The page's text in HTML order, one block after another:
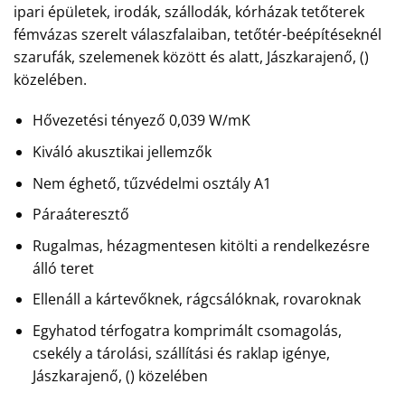
ipari épületek, irodák, szállodák, kórházak tetőterek
fémvázas szerelt válaszfalaiban, tetőtér-beépítéseknél
szarufák, szelemenek között és alatt, Jászkarajenő, ()
közelében.
Hővezetési tényező 0,039 W/mK
Kiváló akusztikai jellemzők
Nem éghető, tűzvédelmi osztály A1
Páraáteresztő
Rugalmas, hézagmentesen kitölti a rendelkezésre
álló teret
Ellenáll a kártevőknek, rágcsálóknak, rovaroknak
Egyhatod térfogatra komprimált csomagolás,
csekély a tárolási, szállítási és raklap igénye,
Jászkarajenő, () közelében